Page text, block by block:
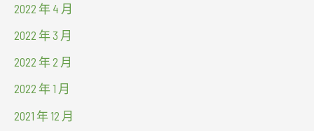
2022 年 4 月
2022 年 3 月
2022 年 2 月
2022 年 1 月
2021 年 12 月